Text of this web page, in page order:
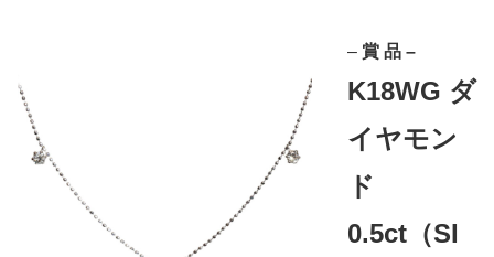
– 賞 品 –
K18WG ダ
イヤモン
ド
0.5ct（SI